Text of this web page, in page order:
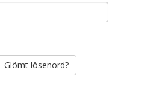
Glömt lösenord?